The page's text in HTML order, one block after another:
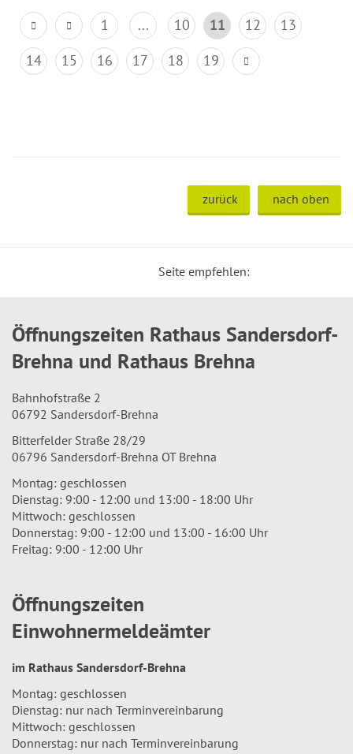
1 ... 10 11 12
13
14
15 16 17 18 19
zurück nach oben
Seite empfehlen:
Öffnungszeiten Rathaus Sandersdorf-
Brehna und Rathaus Brehna
Bahnhofstraße 2
06792 Sandersdorf-Brehna
Bitterfelder Straße 28/29
06796 Sandersdorf-Brehna OT Brehna
Montag: geschlossen
Dienstag: 9:00 - 12:00 und 13:00 - 18:00 Uhr
Mittwoch: geschlossen
Donnerstag: 9:00 - 12:00 und 13:00 - 16:00 Uhr
Freitag: 9:00 - 12:00 Uhr
Öffnungszeiten
Einwohnermeldeämter
im Rathaus Sandersdorf-Brehna
Montag: geschlossen
Dienstag: nur nach Terminvereinbarung
Mittwoch: geschlossen
Donnerstag: nur nach Terminvereinbarung